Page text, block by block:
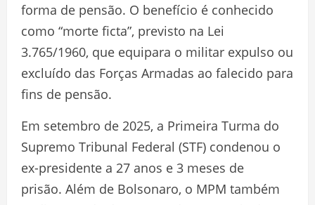
forma de pensão. O benefício é conhecido
como “morte ficta”, previsto na Lei
3.765/1960, que equipara o militar expulso ou
excluído das Forças Armadas ao falecido para
fins de pensão.
Em setembro de 2025, a Primeira Turma do
Supremo Tribunal Federal (STF) condenou o
ex-presidente a 27 anos e 3 meses de
prisão. Além de Bolsonaro, o MPM também